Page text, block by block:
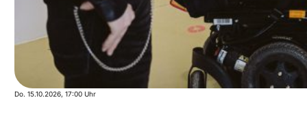
Do. 15.10.2026, 17:00 Uhr